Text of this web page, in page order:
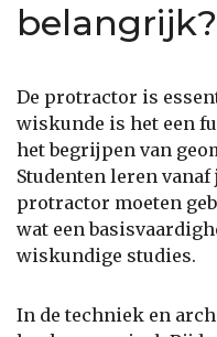
belangrijk?
De protractor is
wiskunde is het een
het begrijpen van
Studenten leren
protractor moeten
wat een
wiskundige studies.
In de techniek en